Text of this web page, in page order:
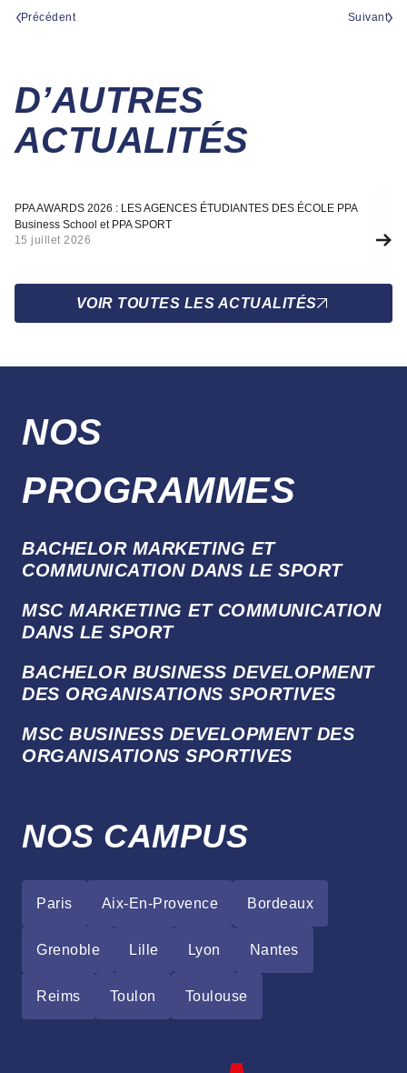
Précédent Suivant
D’AUTRES
ACTUALITÉS
Actualité
PPA AWARDS 2026 : LES AGENCES ÉTUDIANTES DES ÉCOLE PPA
Business School et PPA SPORT
15 juillet 2026
VOIR TOUTES LES ACTUALITÉS
NOS
PROGRAMMES
BACHELOR MARKETING ET
COMMUNICATION DANS LE SPORT
MSC MARKETING ET COMMUNICATION
DANS LE SPORT
BACHELOR BUSINESS DEVELOPMENT
DES ORGANISATIONS SPORTIVES
MSC BUSINESS DEVELOPMENT DES
ORGANISATIONS SPORTIVES
NOS CAMPUS
Paris Aix-En-Provence Bordeaux
Grenoble Lille Lyon Nantes
Reims Toulon Toulouse